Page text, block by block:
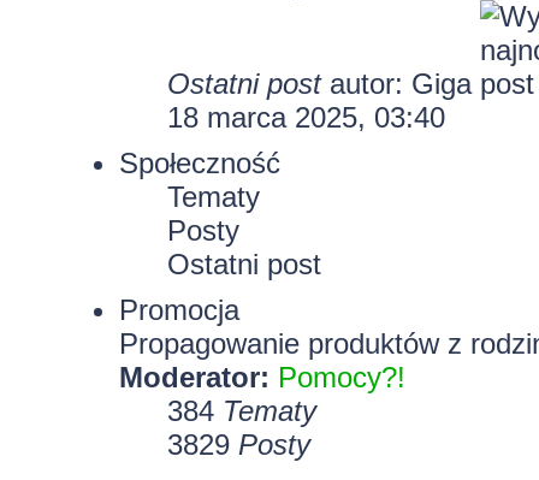
Ostatni postautor: Giga
18 marca 2025, 03:40
Społeczność
Tematy
Posty
Ostatni post
Promocja
Propagowanie produktów z
Moderator: Pomocy?!
384 Tematy
3829 Posty